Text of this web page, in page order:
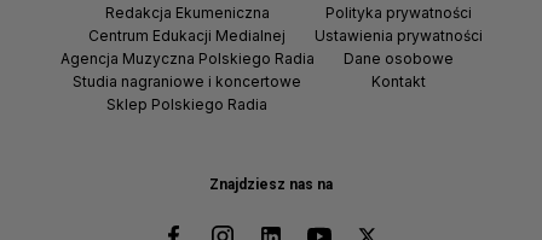
Znajdziesz nas na
Redakcja Ekumeniczna
Centrum Edukacji Medialnej
Agencja Muzyczna Polskiego Radia
Studia nagraniowe i koncertowe
Sklep Polskiego Radia
Polityka prywatności
Ustawienia prywatności
Dane osobowe
Kontakt